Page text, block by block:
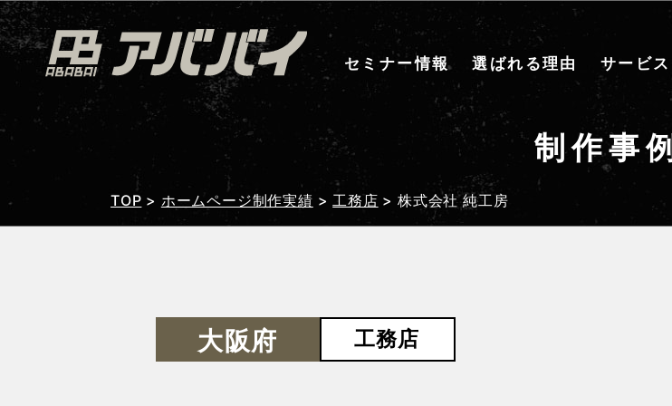
セミナー情報 選ばれる理由 サービス
制作事例
TOP > ホームページ制作実績 >工務店 >株式会社 純工房
大阪府 工務店